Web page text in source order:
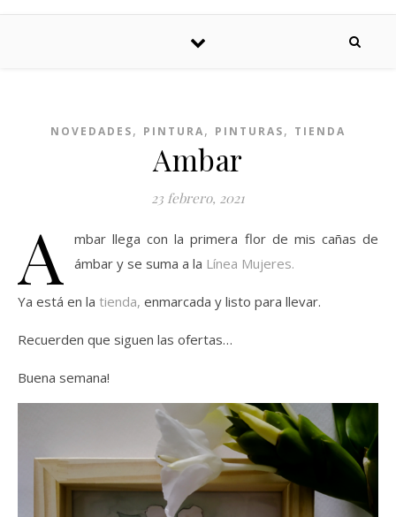
NOVEDADES, PINTURA, PINTURAS, TIENDA
Ambar
23 febrero, 2021
A
mbar llega con la primera flor de mis cañas de
ámbar y se suma a la Línea Mujeres.
Ya está en la tienda, enmarcada y listo para llevar.
Recuerden que siguen las ofertas…
Buena semana!